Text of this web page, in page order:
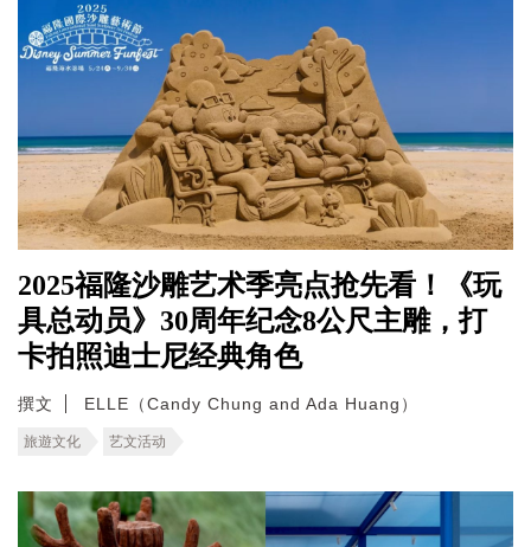
2025福隆沙雕艺术季亮点抢先看！《玩
具总动员》30周年纪念8公尺主雕，打
卡拍照迪士尼经典角色
撰文 ELLE（Candy Chung and Ada Huang）
旅遊文化 艺文活动